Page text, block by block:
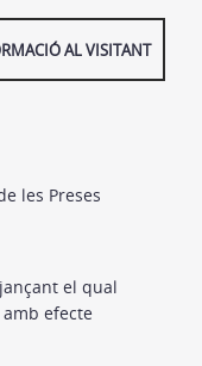
AL VISITANT
les Preses
el qual
efecte